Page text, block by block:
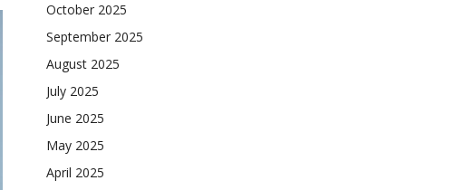
October 2025
September 2025
August 2025
July 2025
June 2025
May 2025
April 2025